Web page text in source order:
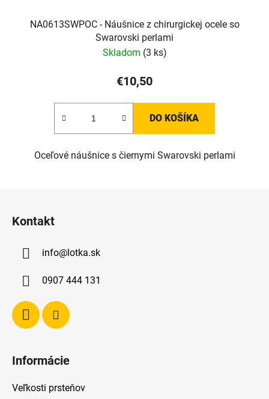
NA0613SWPOC - Náušnice z chirurgickej ocele so
Swarovski perlami
Skladom (3 ks)
€10,50
DO KOŠÍKA
Oceľové náušnice s čiernymi Swarovski perlami
Kontakt
info@lotka.sk
0907 444 131
Informácie
Veľkosti prsteňov